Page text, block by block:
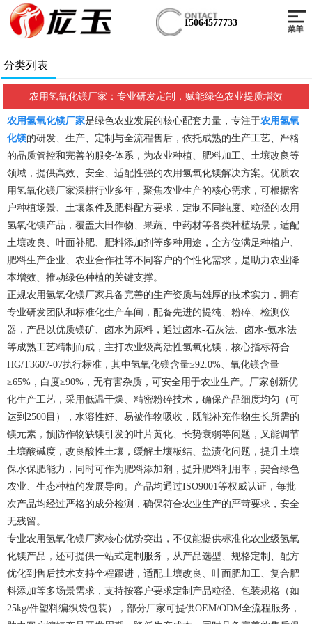
15064577733
分类列表
农用氢氧化镁厂家：专业研发定制，赋能绿色农业提质增效
农用氢氧化镁厂家是绿色农业发展的核心配套力量，专注于农用氢氧
化镁的研发、生产、定制与全流程售后，依托成熟的生产工艺、严格
的品质管控和完善的服务体系，为农业种植、肥料加工、土壤改良等
领域，提供高效、安全、适配性强的农用氢氧化镁解决方案。优质农
用氢氧化镁厂家深耕行业多年，聚焦农业生产的核心需求，可根据客
户种植场景、土壤条件及肥料配方要求，定制不同纯度、粒径的农用
氢氧化镁产品，覆盖大田作物、果蔬、中药材等各类种植场景，适配
土壤改良、叶面补肥、肥料添加剂等多种用途，全方位满足种植户、
肥料生产企业、农业合作社等不同客户的个性化需求，是助力农业降
本增效、推动绿色种植的关键支撑。
正规农用氢氧化镁厂家具备完善的生产资质与雄厚的技术实力，拥有
专业研发团队和标准化生产车间，配备先进的提纯、粉碎、检测仪
器，产品以优质镁矿、卤水为原料，通过卤水-石灰法、卤水-氨水法
等成熟工艺精制而成，主打农业级高活性氢氧化镁，核心指标符合
HG/T3607-07执行标准，其中氢氧化镁含量≥92.0%、氧化镁含量
≥65%，白度≥90%，无有害杂质，可安全用于农业生产。厂家创新优
化生产工艺，采用低温干燥、精密粉碎技术，确保产品细度均匀（可
达到2500目），水溶性好、易被作物吸收，既能补充作物生长所需的
镁元素，预防作物缺镁引发的叶片黄化、长势衰弱等问题，又能调节
土壤酸碱度，改良酸性土壤，缓解土壤板结、盐渍化问题，提升土壤
保水保肥能力，同时可作为肥料添加剂，提升肥料利用率，契合绿色
农业、生态种植的发展导向。产品均通过ISO9001等权威认证，每批
次产品均经过严格的成分检测，确保符合农业生产的严苛要求，安全
无残留。
专业农用氢氧化镁厂家核心优势突出，不仅能提供标准化农业级氢氧
化镁产品，还可提供一站式定制服务，从产品选型、规格定制、配方
优化到售后技术支持全程跟进，适配土壤改良、叶面肥加工、复合肥
料添加等多场景需求，支持按客户要求定制产品粒径、包装规格（如
25kg/件塑料编织袋包装），部分厂家可提供OEM/ODM全流程服务，